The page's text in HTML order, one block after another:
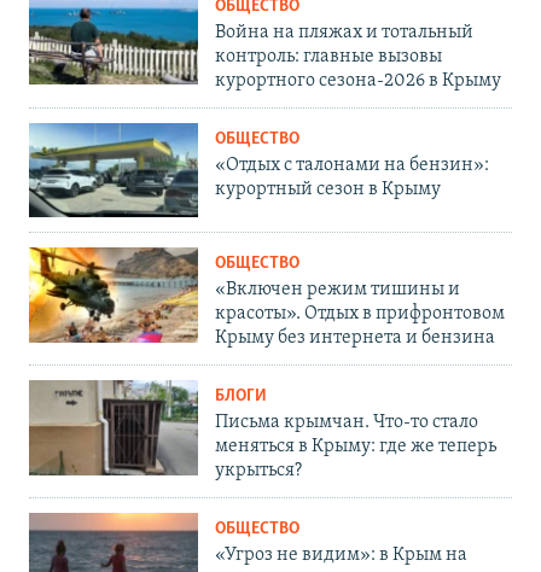
ОБЩЕСТВО
Война на пляжах и тотальный
контроль: главные вызовы
курортного сезона-2026 в Крыму
ОБЩЕСТВО
«Отдых с талонами на бензин»:
курортный сезон в Крыму
ОБЩЕСТВО
«Включен режим тишины и
красоты». Отдых в прифронтовом
Крыму без интернета и бензина
БЛОГИ
Письма крымчан. Что-то стало
меняться в Крыму: где же теперь
укрыться?
ОБЩЕСТВО
«Угроз не видим»: в Крым на